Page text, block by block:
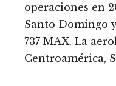
operaciones en
Santo Domingo
737 MAX. La
Centroamérica,